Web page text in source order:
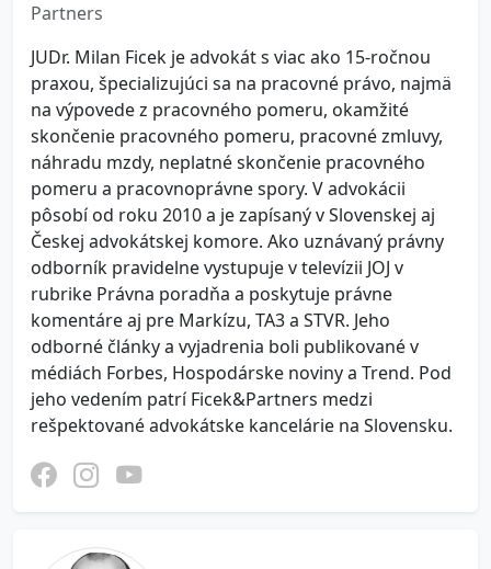
Partners
JUDr. Milan Ficek je advokát s viac ako 15-ročnou
praxou, špecializujúci sa na pracovné právo, najmä
na výpovede z pracovného pomeru, okamžité
skončenie pracovného pomeru, pracovné zmluvy,
náhradu mzdy, neplatné skončenie pracovného
pomeru a pracovnoprávne spory. V advokácii
pôsobí od roku 2010 a je zapísaný v Slovenskej aj
Českej advokátskej komore. Ako uznávaný právny
odborník pravidelne vystupuje v televízii JOJ v
rubrike Právna poradňa a poskytuje právne
komentáre aj pre Markízu, TA3 a STVR. Jeho
odborné články a vyjadrenia boli publikované v
médiách Forbes, Hospodárske noviny a Trend. Pod
jeho vedením patrí Ficek&Partners medzi
rešpektované advokátske kancelárie na Slovensku.